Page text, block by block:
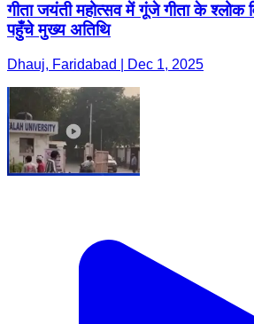
गीता जयंती महोत्सव में गूंजे गीता के श्लोक
पहुँचे मुख्य अतिथि
Dhauj, Faridabad | Dec 1, 2025